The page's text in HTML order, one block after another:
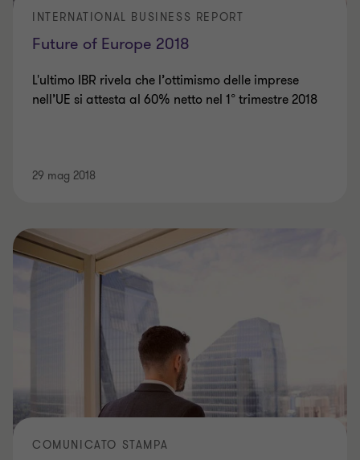
Future of Europe 2018
INTERNATIONAL BUSINESS REPORT
L'ultimo IBR rivela che l’ottimismo delle imprese
nell’UE si attesta al 60% netto nel 1° trimestre 2018
29 mag 2018
COMUNICATO STAMPA